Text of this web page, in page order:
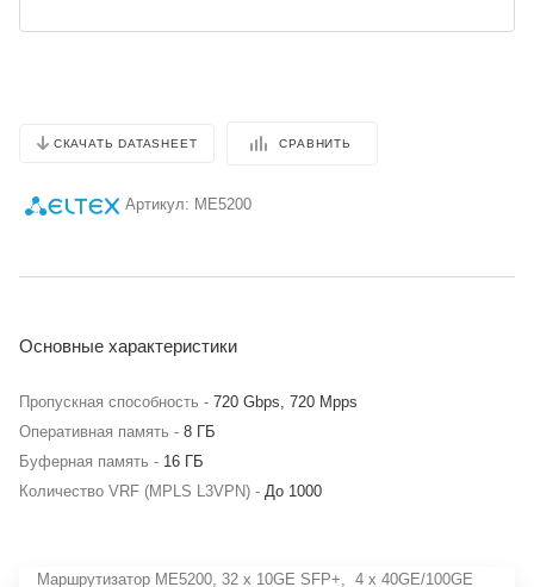
СКАЧАТЬ DATASHEET СРАВНИТЬ
Артикул: ME5200
Основные характеристики
Пропускная способность - 720 Gbps, 720 Mpps
Оперативная память - 8 ГБ
Буферная память - 16 ГБ
Количество VRF (MPLS L3VPN) - До 1000
Маршрутизатор ME5200, 32 x 10GE SFP+, 4 x 40GE/100GE